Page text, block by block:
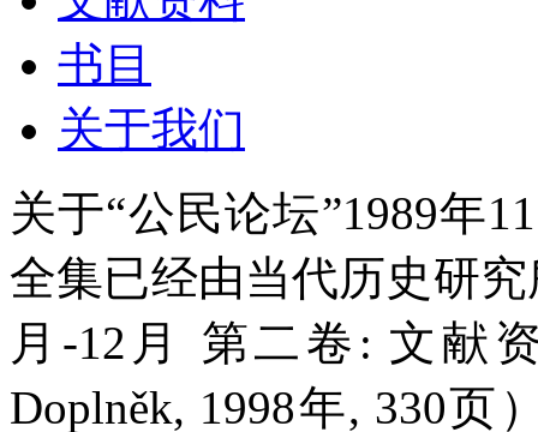
书目
关于我们
关于“公民论坛”1989年
全集已经由当代历史研
月-12月 第二卷: 文献
Doplněk, 1998年, 330